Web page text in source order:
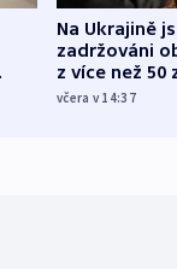
Na Ukrajině
zadržováni
z více než 50
Bojovali na
včera v 14:37